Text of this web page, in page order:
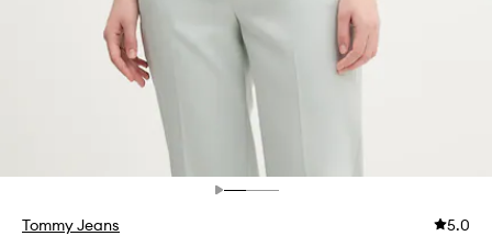
Tommy Jeans 5.0